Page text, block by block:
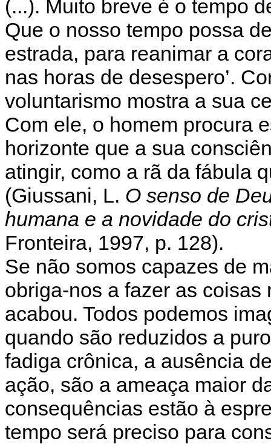
(...). Muito breve é o tempo
Que o nosso tempo possa
estrada, para reanimar a
nas horas de desespero’.
voluntarismo mostra a sua
Com ele, o homem procura
horizonte que a sua
atingir, como a rã da fábula
(Giussani, L. O senso de
humana e a novidade do
Fronteira, 1997, p. 128).
Se não somos capazes de
obriga-nos a fazer as
acabou. Todos podemos
quando são reduzidos a
fadiga crônica, a ausência
ação, são a ameaça maior
consequências estão à
tempo será preciso para